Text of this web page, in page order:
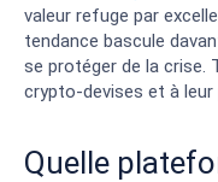
valeur refuge par
tendance bascule
se protéger de la crise.
crypto-devises et à leur
Quelle